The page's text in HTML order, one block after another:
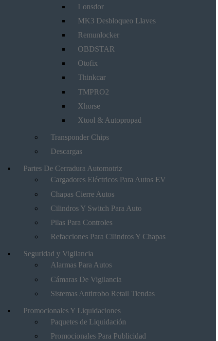
Lonsdor
MK3 Desbloqueo Llaves
Remunlocker
OBDSTAR
Otofix
Thinkcar
TMPRO2
Xhorse
Xtool & Autopropad
Transponder Chips
Descargas
Partes De Cerradura Automotriz
Cargadores Eléctricos Para Autos EV
Chapas Cierre Autos
Cilindros Y Switch Para Auto
Pilas Para Controles
Refacciones Para Cilindros Y Chapas
Seguridad y Vigilancia
Alarmas Para Autos
Cámaras De Vigilancia
Sistemas Antirrobo Retail Tiendas
Promocionales Y Liquidaciones
Paquetes de Liquidación
Promocionales Para Publicidad